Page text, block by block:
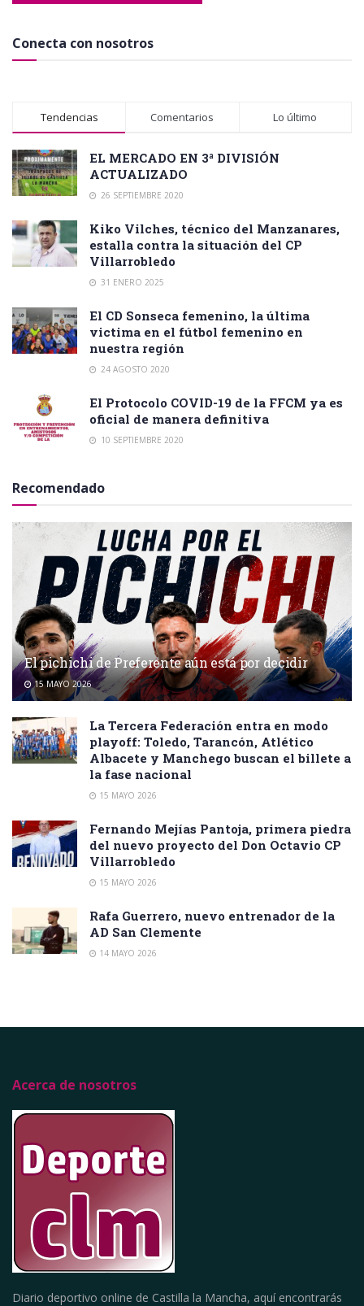
Conecta con nosotros
Tendencias Comentarios Lo último
EL MERCADO EN 3ª DIVISIÓN
ACTUALIZADO
26 SEPTIEMBRE 2020
Kiko Vilches, técnico del Manzanares,
estalla contra la situación del CP
Villarrobledo
31 ENERO 2025
El CD Sonseca femenino, la última
victima en el fútbol femenino en
nuestra región
24 AGOSTO 2020
El Protocolo COVID-19 de la FFCM ya es
oficial de manera definitiva
10 SEPTIEMBRE 2020
Recomendado
El pichichi de Preferente aún está por decidir
15 MAYO 2026
La Tercera Federación entra en modo
playoff: Toledo, Tarancón, Atlético
Albacete y Manchego buscan el billete a
la fase nacional
15 MAYO 2026
Fernando Mejías Pantoja, primera piedra
del nuevo proyecto del Don Octavio CP
Villarrobledo
15 MAYO 2026
Rafa Guerrero, nuevo entrenador de la
AD San Clemente
14 MAYO 2026
Acerca de nosotros
Diario deportivo online de Castilla la Mancha, aquí encontrarás